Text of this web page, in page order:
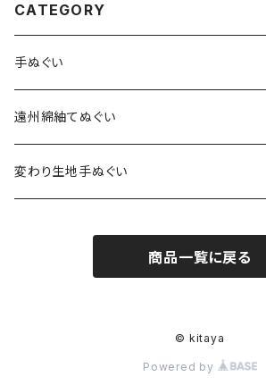
CATEGORY
手ぬぐい
特岡生地
総理生地
遠州綿紬てぬぐい
変わり生地手ぬぐい
商品一覧に戻る
© kitaya
Powered by